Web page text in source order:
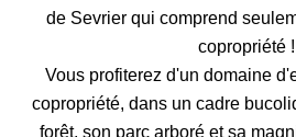
de Sevrier qui comprend
copropriété !
Vous profiterez d'un domaine
copropriété, dans un cadre
forêt, son parc arboré et sa